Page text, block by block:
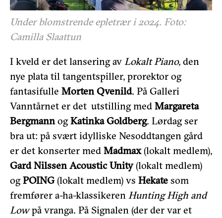
Under blomstrende epletrær i 2024. Foto:
Camilla Slaattun
I kveld er det lansering av Lokalt Piano, den
nye plata til tangentspiller, prorektor og
fantasifulle Morten Qvenild. På Galleri
Vanntårnet er det utstilling med Margareta
BergmannogKatinka Goldberg. Lørdag ser
bra ut: på svært idylliske Nesoddtangen gård
er det konserter med Madmax(lokalt medlem),
Gard Nilssen Acoustic Unity (lokalt medlem)
ogPOING(lokalt medlem) vs Hekate som
fremfører a-ha-klassikeren Hunting High and
Lowpå vranga. På Signalen (der der var et